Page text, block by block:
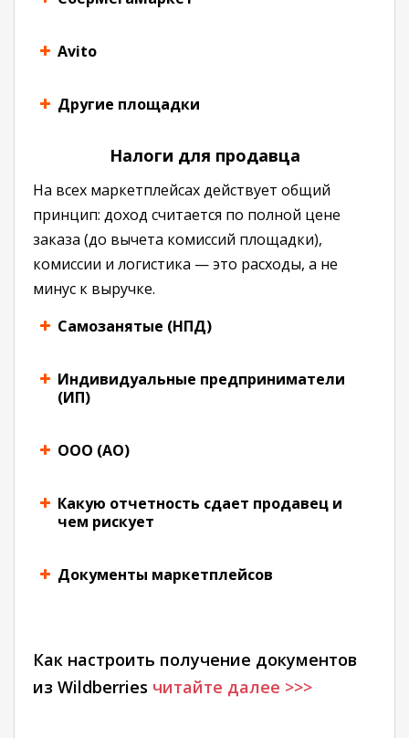
Avito
Другие площадки
Налоги для продавца
На всех маркетплейсах действует общий
принцип: доход считается по полной цене
заказа (до вычета комиссий площадки),
комиссии и логистика — это расходы, а не
минус к выручке.
Самозанятые (НПД)
Индивидуальные предприниматели
(ИП)
ООО (АО)
Какую отчетность сдает продавец и
чем рискует
Статус продавца
Документы маркетплейсов
Как настроить получение документов
из Wildberries читайте далее >>>